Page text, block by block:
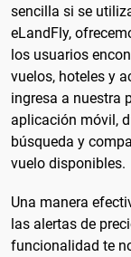
sencilla si se
eLandFly,
los usuarios
vuelos, hoteles y
ingresa a nuestra
aplicación móvil,
búsqueda y
vuelo disponibles.
Una manera
las alertas de
funcionalidad te